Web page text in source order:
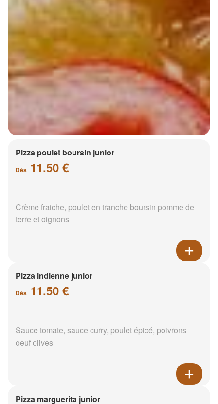
Pizza poulet boursin junior
Dès 11.50 €
Crème fraiche, poulet en tranche boursin pomme de
terre et oignons
Pizza indienne junior
Dès 11.50 €
Sauce tomate, sauce curry, poulet épicé, poivrons
oeuf olives
Pizza marguerita junior